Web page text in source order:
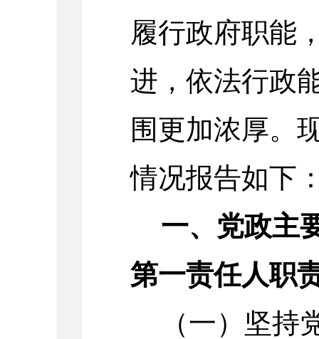
履行政府职能
进，依法行政
围更加浓厚。
情况报告如下
一、 党政主
第一责任人职
（一）
坚持